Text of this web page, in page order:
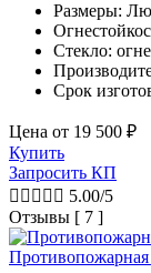
Размеры:
Стекло:
Срок
Цена от 19 500 ₽
Купить
Запросить КП
     5.00/5
Отзывы [ 7 ]
Противопожарная